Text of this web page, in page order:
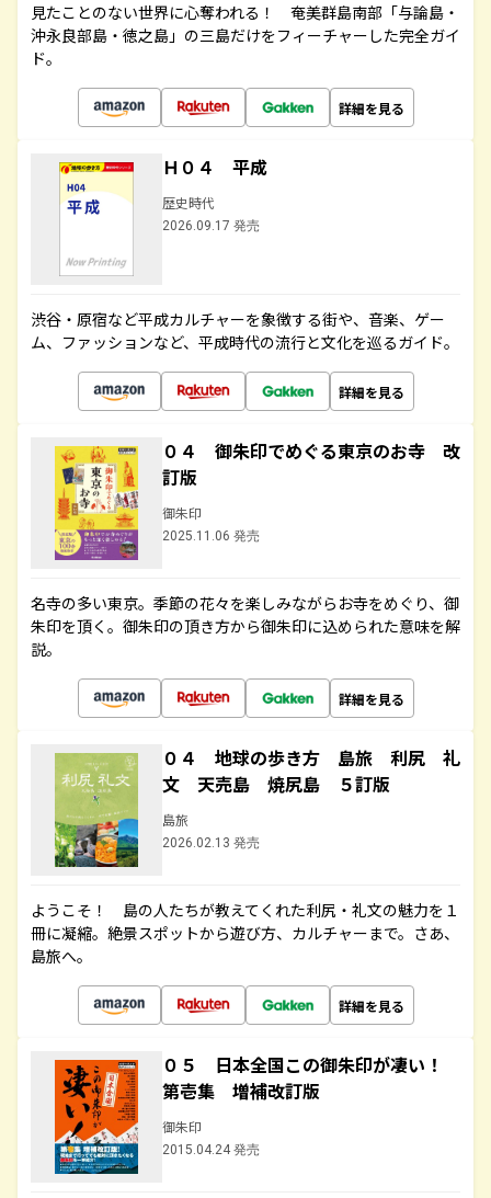
見たことのない世界に心奪われる！ 奄美群島南部「与論島・
沖永良部島・徳之島」の三島だけをフィーチャーした完全ガイ
ド。
詳細を見る
Ｈ０４ 平成
歴史時代
2026.09.17 発売
渋谷・原宿など平成カルチャーを象徴する街や、音楽、ゲー
ム、ファッションなど、平成時代の流行と文化を巡るガイド。
詳細を見る
０４ 御朱印でめぐる東京のお寺 改
訂版
御朱印
2025.11.06 発売
名寺の多い東京。季節の花々を楽しみながらお寺をめぐり、御
朱印を頂く。御朱印の頂き方から御朱印に込められた意味を解
説。
詳細を見る
０４ 地球の歩き方 島旅 利尻 礼
文 天売島 焼尻島 ５訂版
島旅
2026.02.13 発売
ようこそ！ 島の人たちが教えてくれた利尻・礼文の魅力を１
冊に凝縮。絶景スポットから遊び方、カルチャーまで。さあ、
島旅へ。
詳細を見る
０５ 日本全国この御朱印が凄い！
第壱集 増補改訂版
御朱印
2015.04.24 発売